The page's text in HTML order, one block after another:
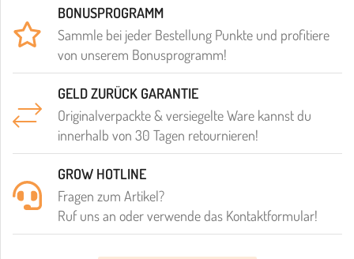
BONUSPROGRAMM
Sammle bei jeder Bestellung Punkte und profitiere
von unserem Bonusprogramm!
GELD ZURÜCK GARANTIE
Originalverpackte & versiegelte Ware kannst du
innerhalb von 30 Tagen retournieren!
GROW HOTLINE
Fragen zum Artikel?
Ruf uns an oder verwende das Kontaktformular!